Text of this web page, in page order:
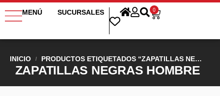
MENÚ SUCURSALES 0
INICIO / PRODUCTOS ETIQUETADOS “ZAPATILLAS NEGRAS HOMBRE”
ZAPATILLAS NEGRAS HOMBRE